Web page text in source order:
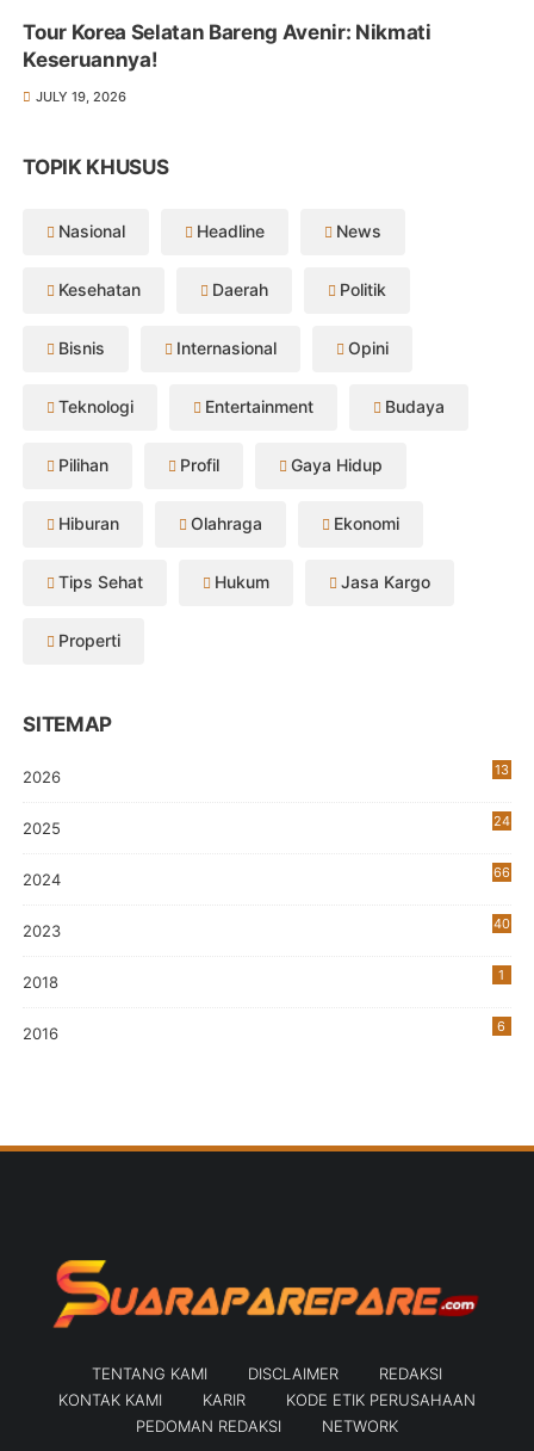
Tour Korea Selatan Bareng Avenir: Nikmati
Keseruannya!
JULY 19, 2026
TOPIK KHUSUS
Nasional Headline News
Kesehatan Daerah Politik
Bisnis Internasional Opini
Teknologi Entertainment Budaya
Pilihan Profil Gaya Hidup
Hiburan Olahraga Ekonomi
Tips Sehat Hukum Jasa Kargo
Properti
SITEMAP
2026 13
2025 24
2024 66
2023
40
2018 1
2016 6
TENTANG KAMI DISCLAIMER
REDAKSI
KONTAK KAMI
KARIR
KODE ETIK PERUSAHAAN
PEDOMAN REDAKSI
NETWORK